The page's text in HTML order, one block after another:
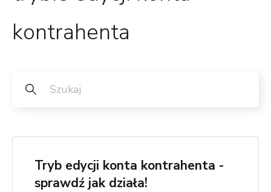
kontrahenta
Tryb edycji konta kontrahenta -
sprawdź jak działa!